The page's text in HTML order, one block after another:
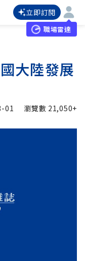
立即訂閱
職場雷達
大陸發展
01 瀏覽數 21,050+